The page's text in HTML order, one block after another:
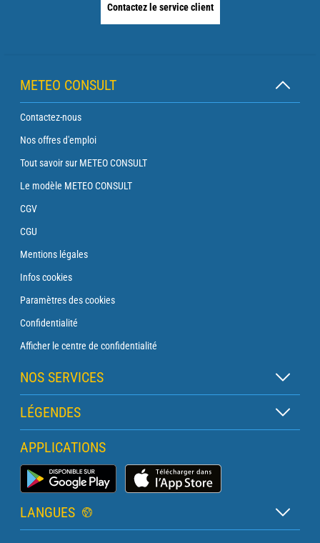
Contactez le service client
METEO CONSULT
Contactez-nous
Nos offres d'emploi
Tout savoir sur METEO CONSULT
Le modèle METEO CONSULT
CGV
CGU
Mentions légales
Infos cookies
Paramètres des cookies
Confidentialité
Afficher le centre de confidentialité
NOS SERVICES
Abonnement Zen
Abonnement Balise
Abonnement Traversée
Abonnement Phare
LÉGENDES
Légende des cartes
Légende des pictogrammes
Glossaire
APPLICATIONS
Application Météo Marine
LANGUES